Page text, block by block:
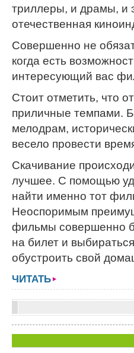
триллеры, и драмы, и
отечественная
Совершенно не
когда есть
интересующий вас
Стоит отметить, что
приличные темпами.
мелодрам,
весело провести
Скачивание
лучшее. С помощью
найти именно тот
Неоспоримым
фильмы совершенно
на билет и
обустроить свой
ЧИТАТЬ